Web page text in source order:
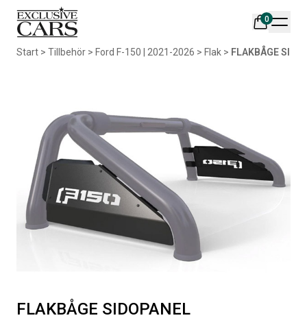
0
Din varukorg är tom
AIR DESIGN SPOILER I
MATTSVART
Artikelnr:RA0261
ORIGINAL SVARTA
GUMMIMATTOR I CREWCAB
Artikelnr:
4 698
Start > Tillbehör > Ford F-150 | 2021-2026 > Flak > FLAKBÅGE
FLAKBÅGE SIDOPANEL